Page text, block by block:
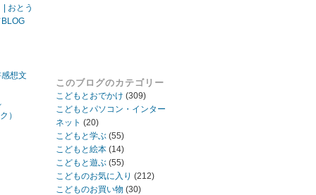
おとう
想文
）
このブログのカテゴリー
こどもとおでかけ (309)
こどもとパソコン・インター
ネット (20)
こどもと学ぶ(55)
こどもと絵本(14)
こどもと遊ぶ(55)
こどものお気に入り (212)
こどものお買い物 (30)